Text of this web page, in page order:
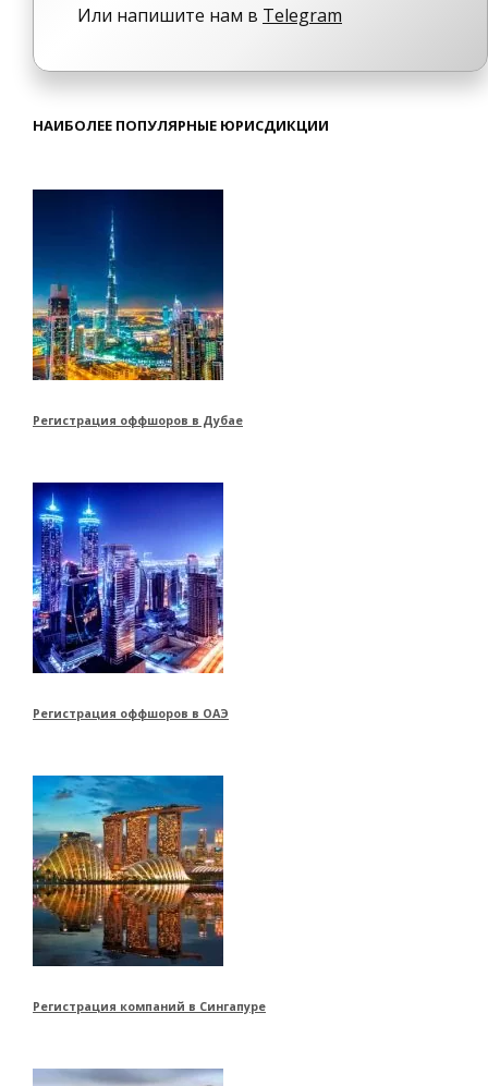
Или напишите нам в Telegram
НАИБОЛЕЕ ПОПУЛЯРНЫЕ ЮРИСДИКЦИИ
Регистрация оффшоров в Дубае
Регистрация оффшоров в ОАЭ
Регистрация компаний в Сингапуре